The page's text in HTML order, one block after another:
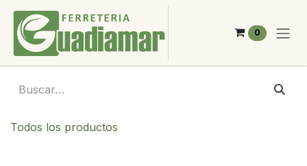
Ir al contenido
0
Todos los productos